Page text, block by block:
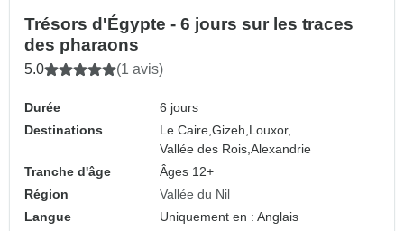
Trésors d'Égypte - 6 jours sur les traces
des pharaons
5.0 (1 avis)
Durée
6 jours
Destinations
Le Caire,Gizeh,Louxor,
Vallée des Rois,Alexandrie
Tranche d'âge
Âges 12+
Région
Vallée du Nil
Langue
Uniquement en : Anglais